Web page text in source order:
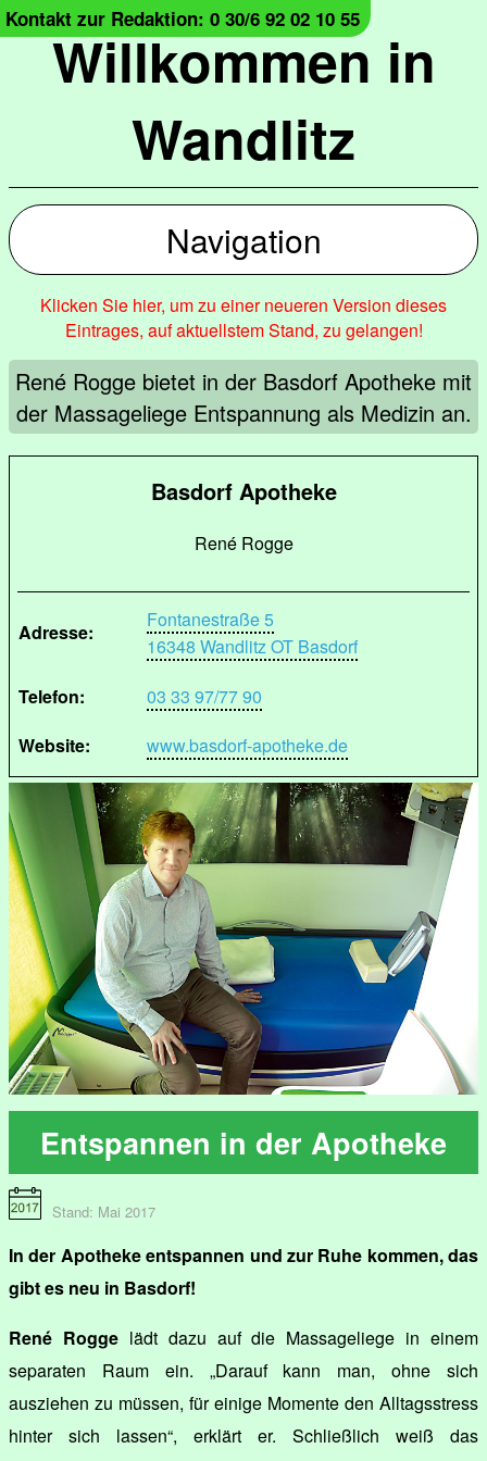
Willkommen in
Wandlitz
Kontakt zur Redaktion: 0 30/6 92 02 10 55
Navigation
Klicken Sie hier, um zu einer neueren Version dieses
Eintrages, auf aktuellstem Stand, zu gelangen!
René Rogge bietet in der Basdorf Apotheke mit
der Massageliege Entspannung als Medizin an.
Basdorf Apotheke
René Rogge
Adresse:
Fontanestraße 5
16348 Wandlitz OT Basdorf
Telefon:
03 33 97/77 90
Website:
www.basdorf-apotheke.de
Entspannen in der Apotheke
Stand: Mai 2017
In der Apotheke entspannen und zur Ruhe kommen, das
gibt es neu in Basdorf!
René Roggelädt dazu auf die Massageliege in einem
separaten Raum ein. „Darauf kann man, ohne sich
ausziehen zu müssen, für einige Momente den Alltagsstress
hinter sich lassen“, erklärt er. Schließlich weiß das